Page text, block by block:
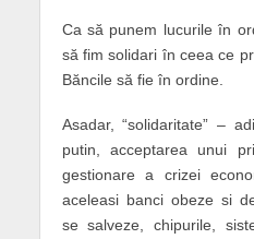
Ca să punem lucurile în
să fim solidari în ceea ce
Băncile să fie în ordine.
Asadar, “solidaritate” –
putin, acceptarea unui
gestionare a crizei
aceleasi banci obeze si
se salveze, chipurile,